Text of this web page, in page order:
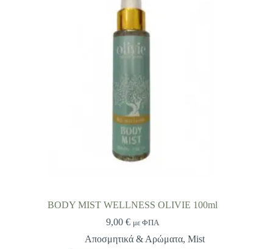
BODY MIST WELLNESS OLIVIE 100ml
9,00 € με ΦΠΑ
Αποσμητικά & Αρώματα, Mist